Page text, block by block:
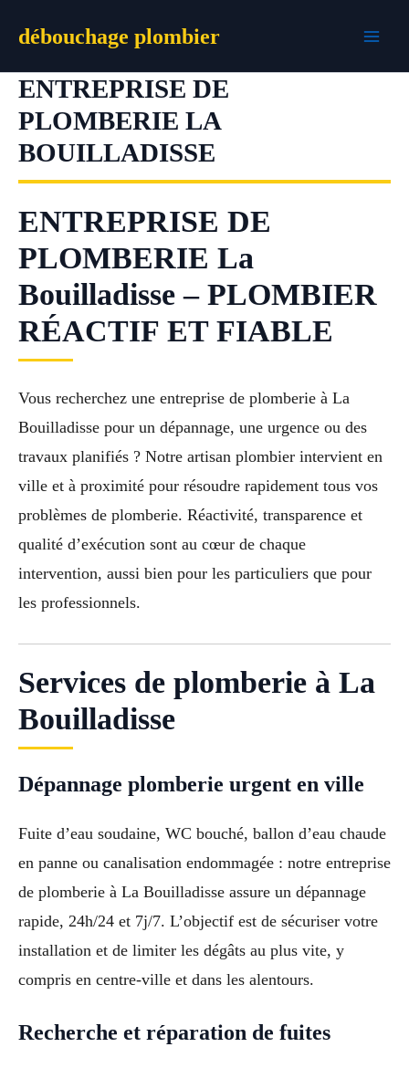
débouchage plombier
ENTREPRISE DE
PLOMBERIE LA
BOUILLADISSE
ENTREPRISE DE
PLOMBERIE La
Bouilladisse – PLOMBIER
RÉACTIF ET FIABLE
Vous recherchez une entreprise de plomberie à La
Bouilladisse pour un dépannage, une urgence ou des
travaux planifiés ? Notre artisan plombier intervient en
ville et à proximité pour résoudre rapidement tous vos
problèmes de plomberie. Réactivité, transparence et
qualité d’exécution sont au cœur de chaque
intervention, aussi bien pour les particuliers que pour
les professionnels.
Services de plomberie à La
Bouilladisse
Dépannage plomberie urgent en ville
Fuite d’eau soudaine, WC bouché, ballon d’eau chaude
en panne ou canalisation endommagée : notre entreprise
de plomberie à La Bouilladisse assure un dépannage
rapide, 24h/24 et 7j/7. L’objectif est de sécuriser votre
installation et de limiter les dégâts au plus vite, y
compris en centre-ville et dans les alentours.
Recherche et réparation de fuites